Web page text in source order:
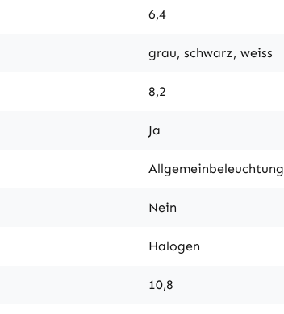
6,4
grau, schwarz, weiss
8,2
Ja
Allgemeinbeleuchtung
Nein
Halogen
10,8